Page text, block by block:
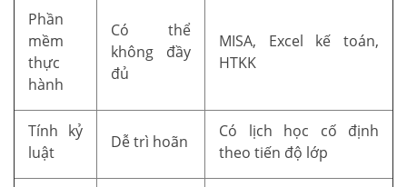
Phần
mềm
thực
hành
Có thể
không đầy
đủ
MISA, Excel kế toán,
HTKK
Tính kỷ
luật
Dễ trì hoãn
Có lịch học cố định
theo tiến độ lớp